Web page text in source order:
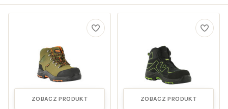
ZOBACZ PRODUKT ZOBACZ PRODUKT